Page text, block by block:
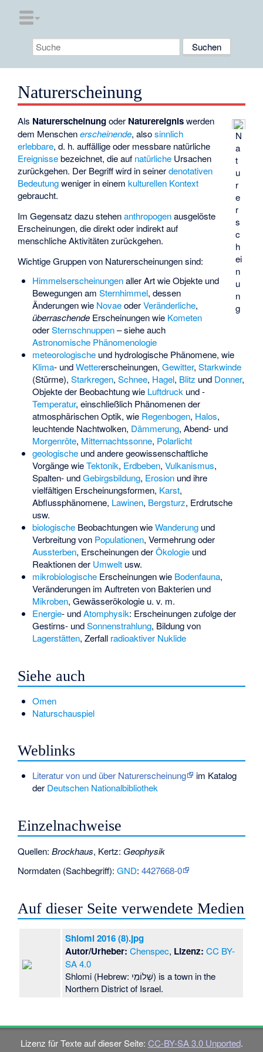
Naturerscheinung
N
a
t
u
r
e
r
s
c
h
ei
n
u
n
g
Als Naturerscheinungoder Naturereigniswerden
dem Menschenerscheinende, alsosinnlich
erlebbare, d. h. auffällige oder messbare natürliche
Ereignissebezeichnet, die auf natürliche Ursachen
zurückgehen. Der Begriff wird in seinerdenotativen
Bedeutungweniger in einemkulturellen Kontext
gebraucht.
Im Gegensatz dazu stehenanthropogenausgelöste
Erscheinungen, die direkt oder indirekt auf
menschliche Aktivitäten zurückgehen.
Wichtige Gruppen von Naturerscheinungen sind:
Himmelserscheinungenaller Art wie Objekte und
Bewegungen am Sternhimmel, dessen
Änderungen wie NovaeoderVeränderliche,
überraschendeErscheinungen wie Kometen
oderSternschnuppen– siehe auch
Astronomische Phänomenologie
meteorologischeund hydrologische Phänomene, wie
Klima- undWetter­erscheinungen, Gewitter, Starkwinde
(Stürme), Starkregen, Schnee, Hagel, Blitz und Donner,
Objekte der Beobachtung wie Luftdruck und -
Temperatur, einschließlich Phänomenen der
atmosphärischen Optik, wie Regenbogen, Halos,
leuchtende Nachtwolken, Dämmerung, Abend- und
Morgenröte, Mitternachtssonne, Polarlicht
geologischeund andere geowissenschaftliche
Vorgänge wieTektonik, Erdbeben, Vulkanismus,
Spalten- undGebirgsbildung, Erosionund ihre
vielfältigen Erscheinungsformen, Karst,
Abflussphänomene, Lawinen, Bergsturz, Erdrutsche
usw.
biologischeBeobachtungen wieWanderungund
Verbreitung von Populationen, Vermehrung oder
Aussterben, Erscheinungen derÖkologieund
Reaktionen der Umweltusw.
mikrobiologischeErscheinungen wie Bodenfauna,
Veränderungen im Auftreten von Bakterien und
Mikroben, Gewässerökologie u. v. m.
Energie- undAtomphysik: Erscheinungen zufolge der
Gestirns- undSonnenstrahlung, Bildung von
Lagerstätten, Zerfall radioaktiver Nuklide
Siehe auch
Omen
Naturschauspiel
Weblinks
Literatur von und über Naturerscheinung
im Katalog
der Deutschen Nationalbibliothek
Einzelnachweise
Quellen:Brockhaus, Kertz: Geophysik
Normdaten (Sachbegriff):GND:4427668-0
Auf dieser Seite verwendete Medien
Shlomi 2016 (8).jpg
Autor/Urheber: Chenspec, Lizenz: CC BY-
SA 4.0
Shlomi (Hebrew: שְׁלוֹמִי) is a town in the
Northern District of Israel.
Lizenz für Texte auf dieser Seite: CC-BY-SA 3.0 Unported.